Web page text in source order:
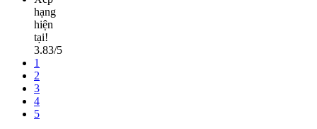
hạng
hiện
tại!
3.83/5
1
2
3
4
5